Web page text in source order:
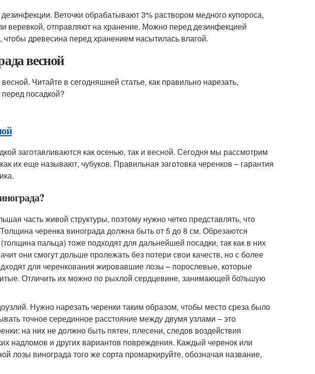
Веточки обрабатывают 3% раствором медного купороса,
веревкой, отправляют на хранение. Можно перед дезинфекцией
чтобы древесина перед хранением насытилась влагой.
весной
Читайте в сегодняшней статье, как правильно нарезать,
перед посадкой?
заготавливаются как осенью, так и весной. Сегодня мы рассмотрим
их еще называют, чубуков. Правильная заготовка черенков – гарантия
часть живой структуры, поэтому нужно четко представлять, что
черенка винограда должна быть от 5 до 8 см. Обрезаются
пальца) тоже подходят для дальнейшей посадки, так как в них
они смогут дольше пролежать без потери свои качеств, но с более
для черенкования жировавшие лозы – порослевые, которые
Отличить их можно по рыхлой сердцевине, занимающей бо̂льшую
Нужно нарезать черенки таким образом, чтобы место среза было
точное серединное расстояние между двумя узлами – это
на них не должно быть пятен, плесени, следов воздействия
надломов и других вариантов повреждения. Каждый черенок или
лозы винограда того же сорта промаркируйте, обозначая название,